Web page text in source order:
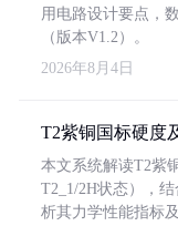
用电路设计要点，
（版本V1.2）。
2026年8月4日
T2紫铜国标硬度
本文系统解读T2紫
T2_1/2H状态），
析其力学性能指标